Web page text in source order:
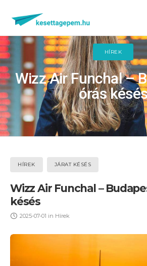
HÍREK
Wizz Air Funchal –
órás
HÍREK JÁRAT KÉSÉS
Wizz Air Funchal –
késés
2025-07-01 in Hírek